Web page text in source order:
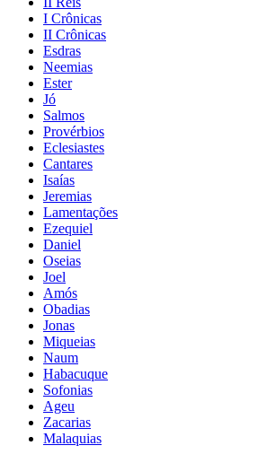
I Crônicas
II Crônicas
Esdras
Neemias
Ester
Jó
Salmos
Provérbios
Eclesiastes
Cantares
Isaías
Jeremias
Lamentações
Ezequiel
Daniel
Oseias
Joel
Amós
Obadias
Jonas
Miqueias
Naum
Habacuque
Sofonias
Ageu
Zacarias
Malaquias